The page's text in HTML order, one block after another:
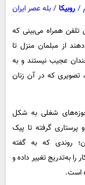
/ روبیکا / بله عصر ایران
تلفن همراه می‌بینی که
از مبلمان منزل تا
عجیب نیستند و به
تصویری که در آن زنان
شغلی به شکل
گرفته تا پیک
روندی که به گفته
به‌تدریج تغییر داده و
است.